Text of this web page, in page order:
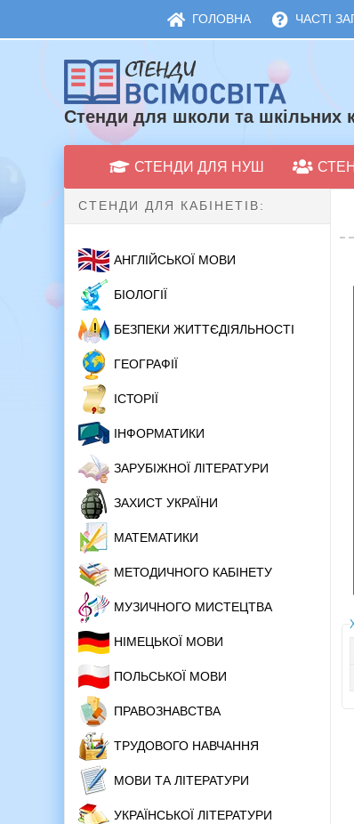
ГОЛОВНА ЧАСТІ
Стенди для школи та шкільних
СТЕНДИ ДЛЯ НУШ
СТЕНДИ ДЛЯ КАБІНЕТІВ:
АНГЛІЙСЬКОЇ МОВИ
БІОЛОГІЇ
БЕЗПЕКИ ЖИТТЄДІЯЛЬНОСТІ
ГЕОГРАФІЇ
ІСТОРІЇ
ІНФОРМАТИКИ
ЗАРУБІЖНОЇ ЛІТЕРАТУРИ
ЗАХИСТ УКРАЇНИ
МАТЕМАТИКИ
МЕТОДИЧНОГО КАБІНЕТУ
МУЗИЧНОГО МИСТЕЦТВА
НІМЕЦЬКОЇ МОВИ
ПОЛЬСЬКОЇ МОВИ
ПРАВОЗНАВСТВА
ТРУДОВОГО НАВЧАННЯ
МОВИ ТА ЛІТЕРАТУРИ
УКРАЇНСЬКОЇ ЛІТЕРАТУРИ